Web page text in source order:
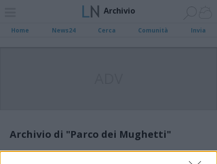
Archivio
Home News24 Cerca Comunità Invia
Archivio di "Parco dei Mughetti"